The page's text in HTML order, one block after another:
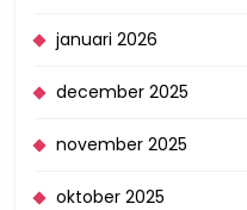
januari 2026
december 2025
november 2025
oktober 2025